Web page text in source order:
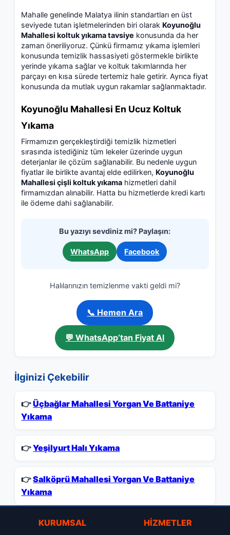
Mahalle genelinde Malatya ilinin standartları en üst
seviyede tutan işletmelerinden biri olarak Koyunoğlu
Mahallesi koltuk yıkama tavsiye konusunda da her
zaman öneriliyoruz. Çünkü firmamız yıkama işlemleri
konusunda temizlik hassasiyeti göstermekle birlikte
yerinde yıkama sağlar ve koltuk takımlarında her
parçayı en kısa sürede tertemiz hale getirir. Ayrıca fiyat
konusunda da mutlak uygun rakamlar sağlanmaktadır.
Koyunoğlu Mahallesi En Ucuz Koltuk
Yıkama
Firmamızın gerçekleştirdiği temizlik hizmetleri
sırasında istediğiniz tüm lekeler üzerinde uygun
deterjanlar ile çözüm sağlanabilir. Bu nedenle uygun
fiyatlar ile birlikte avantaj elde edilirken, Koyunoğlu
Mahallesi çişli koltuk yıkama hizmetleri dahil
firmamızdan alınabilir. Hatta bu hizmetlerde kredi kartı
ile ödeme dahi sağlanabilir.
Bu yazıyı sevdiniz mi? Paylaşın:
WhatsApp Facebook
Halılarınızın temizlenme vakti geldi mi?
📞 Hemen Ara
💬 WhatsApp’tan Fiyat Al
İlginizi Çekebilir
👉Üçbağlar Mahallesi Yorgan Ve Battaniye
Yıkama
👉Yeşilyurt Halı Yıkama
👉Salköprü Mahallesi Yorgan Ve Battaniye
Yıkama
KURUMSAL HIZMETLER